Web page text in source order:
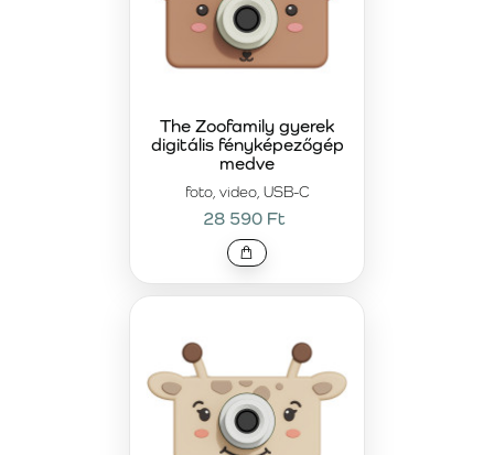
foto, video, USB-C
The Zoofamily gyerek
digitális fényképezőgép
medve
28 590 Ft